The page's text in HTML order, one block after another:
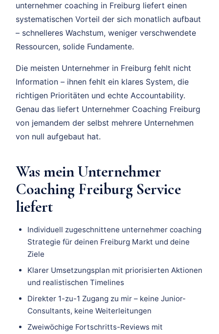
unternehmer coaching in Freiburg liefert einen
systematischen Vorteil der sich monatlich aufbaut
– schnelleres Wachstum, weniger verschwendete
Ressourcen, solide Fundamente.
Die meisten Unternehmer in Freiburg fehlt nicht
Information – ihnen fehlt ein klares System, die
richtigen Prioritäten und echte Accountability.
Genau das liefert Unternehmer Coaching Freiburg
von jemandem der selbst mehrere Unternehmen
von null aufgebaut hat.
Was mein Unternehmer
Coaching Freiburg Service
liefert
Individuell zugeschnittene unternehmer coaching
Strategie für deinen Freiburg Markt und deine
Ziele
Klarer Umsetzungsplan mit priorisierten Aktionen
und realistischen Timelines
Direkter 1-zu-1 Zugang zu mir – keine Junior-
Consultants, keine Weiterleitungen
Zweiwöchige Fortschritts-Reviews mit